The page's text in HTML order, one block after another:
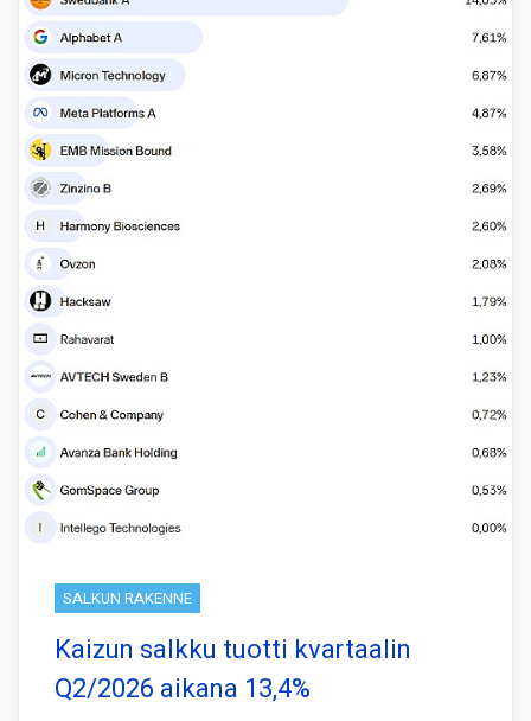
SALKUN RAKENNE
Kaizun salkku tuotti kvartaalin
Q2/2026 aikana 13,4%